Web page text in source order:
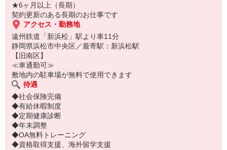
★6ヶ月以上（長期）
契約更新のある長期のお仕事です
アクセス・勤務地
遠州鉄道「新浜松」駅より車11分
静岡県浜松市中央区／最寄駅：新浜松駅
【旧南区】
≪車通勤可≫
敷地内の駐車場が無料で使用できます
待遇
◆社会保険完備
◆有給休暇制度
◆定期健康診断
◆年末調整
◆OA無料トレーニング
◆資格取得支援、海外留学支援